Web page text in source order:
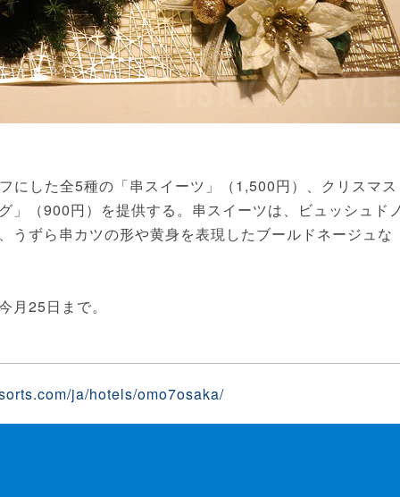
した全5種の「串スイーツ」（1,500円）、クリスマ
」（900円）を提供する。串スイーツは、ビュッシュド
うずら串カツの形や⻩身を表現したブールドネージュな
25日まで。
ja/hotels/omo7osaka/